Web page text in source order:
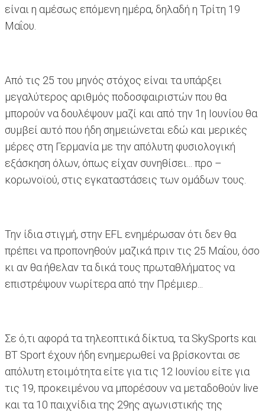
είναι η αμέσως επόμενη ημέρα, δηλαδή η Τρίτη 19
Μαΐου.
Από τις 25 του μηνός στόχος είναι τα υπάρξει
μεγαλύτερος αριθμός ποδοσφαιριστών που θα
μπορούν να δουλέψουν μαζί και από την 1η Ιουνίου θα
συμβεί αυτό που ήδη σημειώνεται εδώ και μερικές
μέρες στη Γερμανία με την απόλυτη φυσιολογική
εξάσκηση όλων, όπως είχαν συνηθίσει... προ –
κορωνοϊού, στις εγκαταστάσεις των ομάδων τους.
Την ίδια στιγμή, στην EFL ενημέρωσαν ότι δεν θα
πρέπει να προπονηθούν μαζικά πριν τις 25 Μαΐου, όσο
κι αν θα ήθελαν τα δικά τους πρωταθλήματος να
επιστρέψουν νωρίτερα από την Πρέμιερ...
Σε ό,τι αφορά τα τηλεοπτικά δίκτυα, τα SkySports και
BT Sport έχουν ήδη ενημερωθεί να βρίσκονται σε
απόλυτη ετοιμότητα είτε για τις 12 Ιουνίου είτε για
τις 19, προκειμένου να μπορέσουν να μεταδοθούν live
και τα 10 παιχνίδια της 29ης αγωνιστικής της